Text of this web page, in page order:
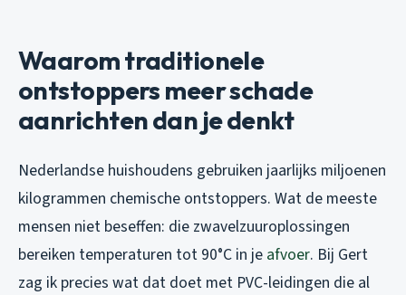
Waarom traditionele
ontstoppers meer schade
aanrichten dan je denkt
Nederlandse huishoudens gebruiken jaarlijks miljoenen
kilogrammen chemische ontstoppers. Wat de meeste
mensen niet beseffen: die zwavelzuuroplossingen
bereiken temperaturen tot 90°C in je afvoer. Bij Gert
zag ik precies wat dat doet met PVC-leidingen die al